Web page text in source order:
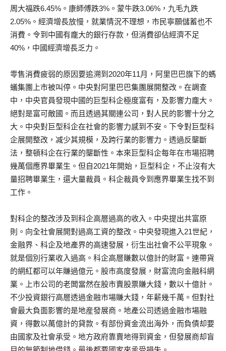
周大福跌6.45%。康師傅跌3%。蒙牛跌3.06%，九毛九跌
2.05%。經濟增長放慢，就業情況不理想，市民寧願儲蓄也不
消費。令到中國有龐大的銀行存款，但消費卻佔經濟不足
40%，中國經濟增長乏力。
零售消費疲弱的原因要追溯到2020年11月，阿里巴巴旗下的螞
蟻集團上市被叫停。中央對阿里巴巴集團展開整改。在調查
中，中央官員發現中國的巨型科企極度富有，及影響力龐大。
絕對是富可敵國。而且透過其關連公司，對人民的影響十分之
大。中央對巨型科企在社會的影響力感到不安。下令對巨型科
企展開整改，减少其規模，及跨行業的影響力。透過反壟斷
法，整頓科企在行業的壟斷性。本來巨型科企每年在市場招聘
幾萬個應界畢業生。但自2021年開始，巨型科企，不止沒有大
量招聘畢業生，還大量裁員。科企裁員令到應界畢業生找不到
工作。
對科企的整改涉及到科企高層過高的收入。中央提出共富原
則。向全社會展開對過高工資的整改。中央發現進入21世紀，
金融界、科企及地產界的高速發展，衍生出社會不公平現象。
就是個別行業收入過高。科企高層賺數以億計的財富。連帶貨
的網紅都可以年賺過億元。股市高度發展，財富流向金融科網
業。上市公司的老闆當然在股市賣股票賺大錢，數以十億計。
不少投資銀行高層透過金融市場賺大錢，年薪幾千萬。但對社
會最大負面影響的是地産發展商。地產公司透過金融市場融
資，得數以萬億計的貸款。有部份資金流出海外，而負債却要
由國家及社會承受。地方政府靠賣地得到資金，但發展商却盲